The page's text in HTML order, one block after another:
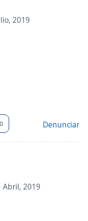
2019
0 Denunciar
Abril, 2019